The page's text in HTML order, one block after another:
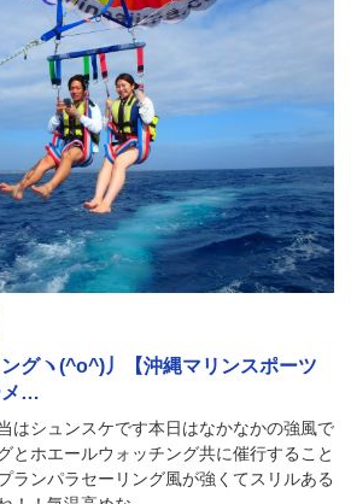
グヽ(^o^)丿【沖縄マリンスポーツ
メ…
はシュンスケです本日はなかなかの強風で
とホエールウォッチング共に催行すること
ランパラセーリング風が強くてスリルある